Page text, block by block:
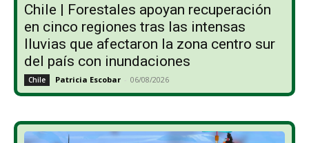
Chile | Forestales apoyan recuperación
en cinco regiones tras las intensas
lluvias que afectaron la zona centro sur
del país con inundaciones
Chile Patricia Escobar - 06/08/2026